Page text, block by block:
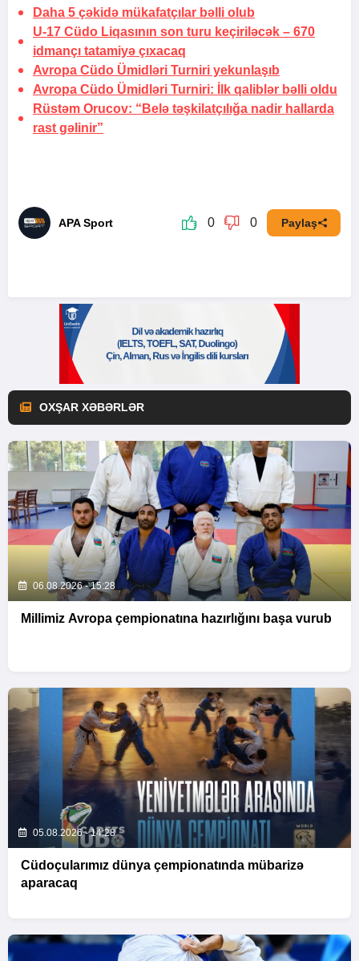
Daha 5 çəkidə mükafatçılar bəlli olub
U-17 Cüdo Liqasının son turu keçiriləcək – 670
idmançı tatamiyə çıxacaq
Avropa Cüdo Ümidləri Turniri yekunlaşıb
Avropa Cüdo Ümidləri Turniri: İlk qaliblər bəlli oldu
Rüstəm Orucov: “Belə təşkilatçılığa nadir hallarda
rast gəlinir”
APA Sport 0 0 Paylaş
OXŞAR XƏBƏRLƏR
06.08.2026 - 15:28
Millimiz Avropa çempionatına hazırlığını başa vurub
05.08.2026 - 14:28
Cüdoçularımız dünya çempionatında mübarizə
aparacaq